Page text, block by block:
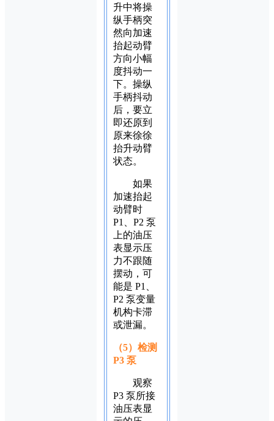
升中将操
纵手柄突
然向加速
抬起动臂
方向小幅
度抖动一
下。操纵
手柄抖动
后，要立
即还原到
原来徐徐
抬升动臂
状态。
如果
加速抬起
动臂时
P1、P2 泵
上的油压
表显示压
力不跟随
摆动，可
能是 P1、
P2 泵变量
机构卡滞
或泄漏。
（5）检测
P3 泵
观察
P3 泵所接
油压表显